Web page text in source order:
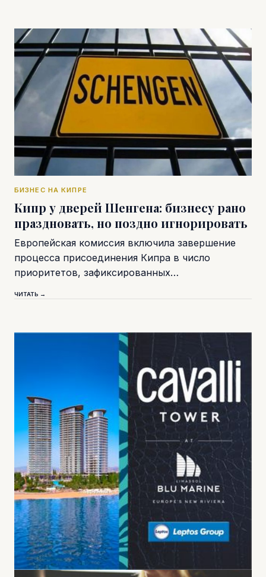
БИЗНЕС НА КИПРЕ
Кипр у дверей Шенгена: бизнесу рано
праздновать, но поздно игнорировать
Европейская комиссия включила завершение
процесса присоединения Кипра в число
приоритетов, зафиксированных…
ЧИТАТЬ →